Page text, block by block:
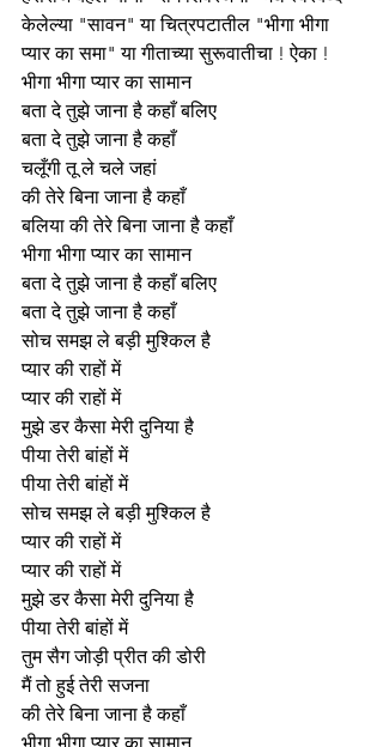
केलेल्या "सावन" या चित्रपटातील "भीगा भीगा
प्यार का समा" या गीताच्या सुरूवातीचा ! ऐका !
भीगा भीगा प्यार का सामान
बता दे तुझे जाना है कहाँ बलिए
बता दे तुझे जाना है कहाँ
चलूँगी तू ले चले जहां
की तेरे बिना जाना है कहाँ
बलिया की तेरे बिना जाना है कहाँ
भीगा भीगा प्यार का सामान
बता दे तुझे जाना है कहाँ बलिए
बता दे तुझे जाना है कहाँ
सोच समझ ले बड़ी मुश्किल है
प्यार की राहों में
प्यार की राहों में
मुझे डर कैसा मेरी दुनिया है
पीया तेरी बांहों में
पीया तेरी बांहों में
सोच समझ ले बड़ी मुश्किल है
प्यार की राहों में
प्यार की राहों में
मुझे डर कैसा मेरी दुनिया है
पीया तेरी बांहों में
तुम सैग जोड़ी प्रीत की डोरी
मैं तो हुई तेरी सजना
की तेरे बिना जाना है कहाँ